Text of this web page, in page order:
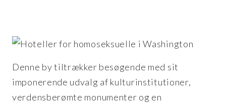
Denne by tiltrækker besøgende med sit
imponerende udvalg af kulturinstitutioner,
verdensberømte monumenter og en